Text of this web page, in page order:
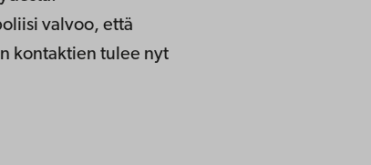
valvoo, että
kontaktien tulee nyt